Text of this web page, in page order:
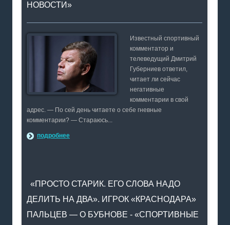
НОВОСТИ»
Известный спортивный
комментатор и
телеведущий Дмитрий
Губерниев ответил,
читает ли сейчас
негативные
комментарии в свой
адрес. — По сей день читаете о себе гневные
комментарии? — Стараюсь...
подробнее
«ПРОСТО СТАРИК. ЕГО СЛОВА НАДО
ДЕЛИТЬ НА ДВА». ИГРОК «КРАСНОДАРА»
ПАЛЬЦЕВ — О БУБНОВЕ - «СПОРТИВНЫЕ